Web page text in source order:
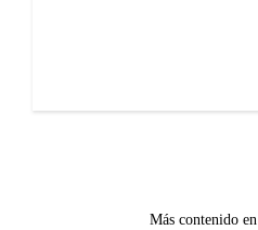
Más contenido en